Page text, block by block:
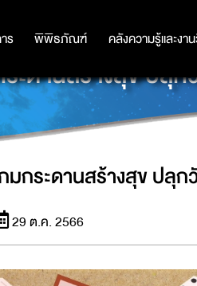
ร พิพิธภัณฑ์ คลังความรู้และงา
ร พิพิธภัณฑ์ คลังความรู้และงา
ะดานสร้างสุข ปลุก
มกระดานสร้างสุข ปลุก
29 ต.ค. 2566